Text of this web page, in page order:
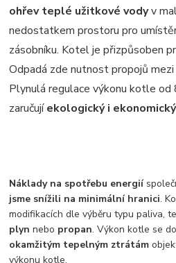
ohřev teplé užitkové vodyv
nedostatkem prostoru pro
zásobníku. Kotel je přizpůsoben
Odpadá zde nutnost propojů
Plynulá regulace výkonu kotle od
zaručujíekologický i
Náklady na spotřebu energií
jsme snížili na minimální hranici.
modifikacích dle výběru typu paliva,
plyn nebo propan. Výkon kotle se
okamžitým tepelným ztrátám
výkonu kotle.